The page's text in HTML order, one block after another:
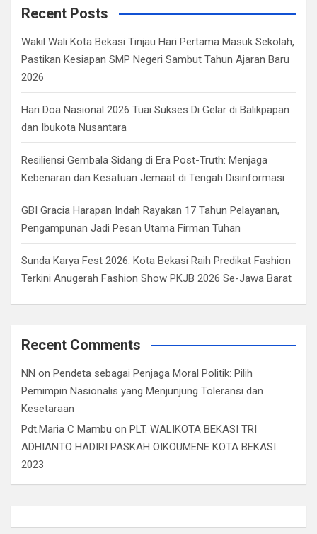
c
Recent Posts
Wakil Wali Kota Bekasi Tinjau Hari Pertama Masuk Sekolah,
Pastikan Kesiapan SMP Negeri Sambut Tahun Ajaran Baru
2026
Hari Doa Nasional 2026 Tuai Sukses Di Gelar di Balikpapan
dan Ibukota Nusantara
Resiliensi Gembala Sidang di Era Post-Truth: Menjaga
Kebenaran dan Kesatuan Jemaat di Tengah Disinformasi
GBI Gracia Harapan Indah Rayakan 17 Tahun Pelayanan,
Pengampunan Jadi Pesan Utama Firman Tuhan
Sunda Karya Fest 2026: Kota Bekasi Raih Predikat Fashion
Terkini Anugerah Fashion Show PKJB 2026 Se-Jawa Barat
Recent Comments
NN on Pendeta sebagai Penjaga Moral Politik: Pilih
Pemimpin Nasionalis yang Menjunjung Toleransi dan
Kesetaraan
Pdt.Maria C Mambu on PLT. WALIKOTA BEKASI TRI
ADHIANTO HADIRI PASKAH OIKOUMENE KOTA BEKASI
2023